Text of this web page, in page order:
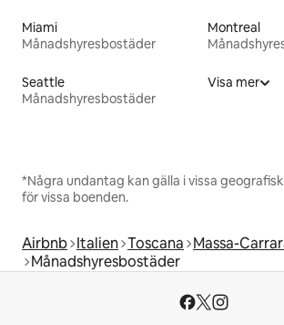
Miami
Månadshyresbostäder
Montreal
Seattle
Månadshyresbostäder
Visa mer
*Några undantag kan gälla i vissa
för vissa boenden.
Airbnb Italien Toscana Massa-
Månadshyresbostäder